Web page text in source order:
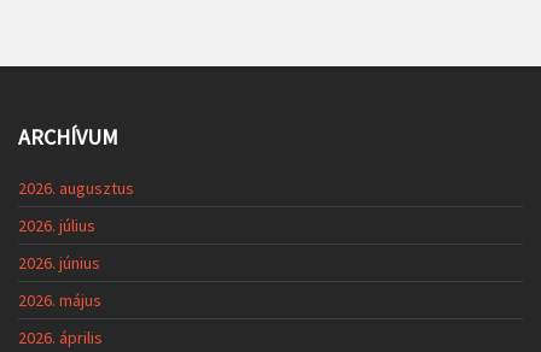
ARCHÍVUM
2026. augusztus
2026. július
2026. június
2026. május
2026. április